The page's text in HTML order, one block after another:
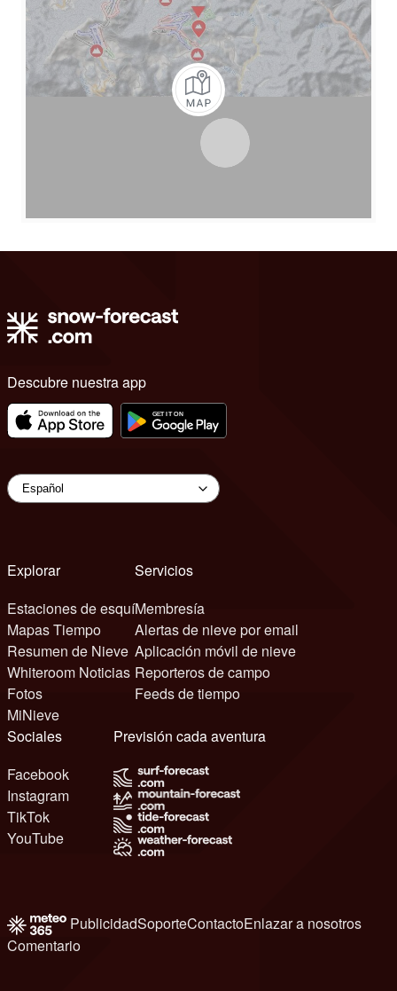
Descubre nuestra app
Explorar
Estaciones de esquí
Mapas Tiempo
Resumen de Nieve
Whiteroom Noticias
Fotos
MiNieve
Servicios
Membresía
Alertas de nieve por email
Aplicación móvil de nieve
Reporteros de campo
Feeds de tiempo
Sociales
Facebook
Instagram
TikTok
YouTube
Previsión cada aventura
PublicidadSoporteContactoEnlazar a nosotros
Comentario